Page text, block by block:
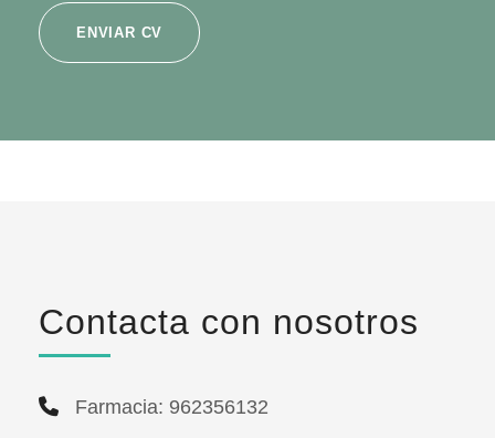
ENVIAR CV
Contacta con nosotros
Farmacia: 962356132